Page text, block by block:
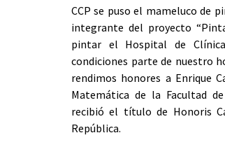
CCP se puso el mameluco de
integrante del proyecto
pintar el Hospital de
condiciones parte de nuestro
rendimos honores a Enrique
Matemática de la Facultad
recibió el título de Honoris
República.